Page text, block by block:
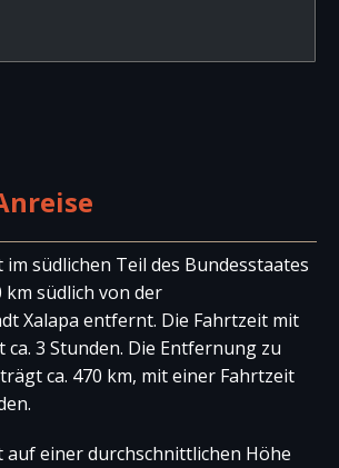
südlichen Teil des Bundesstaates
km südlich von der
Xalapa entfernt. Die Fahrtzeit mit
3 Stunden. Die Entfernung zu
ca. 470 km, mit einer Fahrtzeit
auf einer durchschnittlichen Höhe